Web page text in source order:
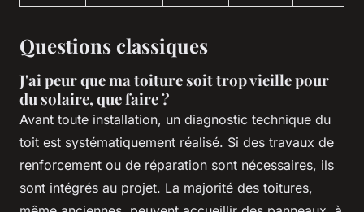
Questions classiques
J'ai peur que ma toiture soit trop vieille pour
du solaire, que faire ?
Avant toute installation, un diagnostic technique du
toit est systématiquement réalisé. Si des travaux de
renforcement ou de réparation sont nécessaires, ils
sont intégrés au projet. La majorité des toitures,